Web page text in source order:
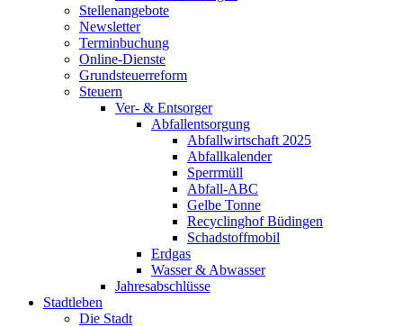
Stellenangebote
Newsletter
Terminbuchung
Online-Dienste
Grundsteuerreform
Steuern
Ver- & Entsorger
Abfallentsorgung
Abfallwirtschaft 2025
Abfallkalender
Sperrmüll
Abfall-ABC
Gelbe Tonne
Recyclinghof Büdingen
Schadstoffmobil
Erdgas
Wasser & Abwasser
Jahresabschlüsse
Stadtleben
Die Stadt